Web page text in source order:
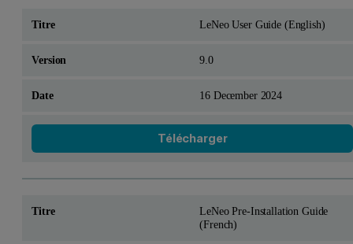
LeNeo User Guide (English)
9.0
16 December 2024
Télécharger
LeNeo Pre-Installation Guide
(French)